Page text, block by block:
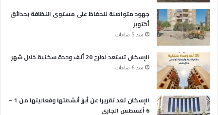
جهود متواصلة للحفاظ على مستوى النظافة بحدائق
أكتوبر
منذ 5 ساعات
الإسكان تستعد لطرح 20 ألف وحدة سكنية خلال شهر
منذ 6 ساعات
الإسكان تعد تقريرا عن أبرز أنشطتها وفعاليتها من 1 –
6 أغسطس الجارى